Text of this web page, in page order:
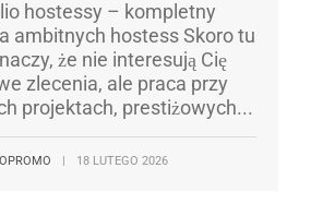
hostessy – kompletny
ambitnych hostess Skoro tu
że nie interesują Cię
zlecenia, ale praca przy
projektach, prestiżowych...
18 LUTEGO 2026